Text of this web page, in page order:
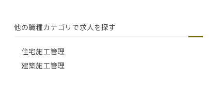
他の職種カテゴリで求人を探す
住宅施工管理
建築施工管理